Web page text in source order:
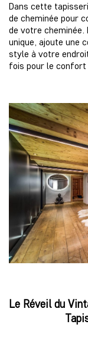
Dans cette
de cheminée pour
de votre cheminée.
unique, ajoute une
style à votre
fois pour le confort
Le Réveil du